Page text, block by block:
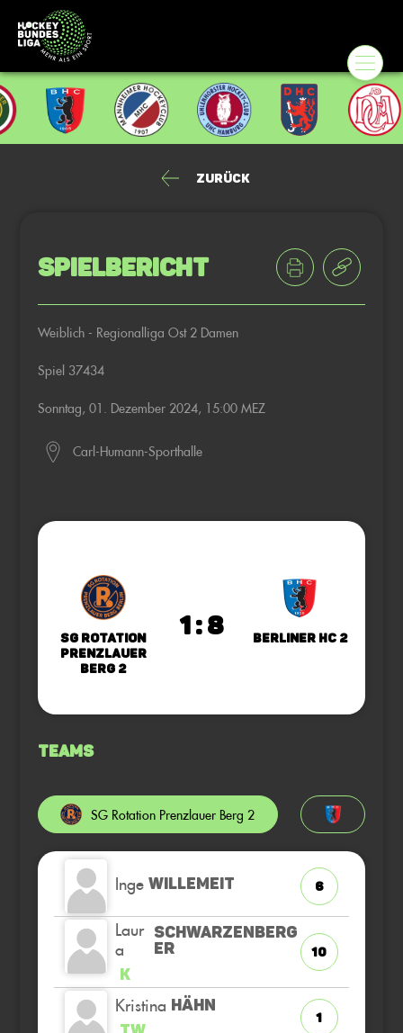
Zurück
Spielbericht
Weiblich - Regionalliga Ost 2 Damen
Spiel 37434
Sonntag, 01. Dezember 2024, 15:00 MEZ
Carl-Humann-Sporthalle
SG Rotation
Prenzlauer
Berg 2
1 : 8 Berliner HC 2
Teams
SG Rotation Prenzlauer Berg 2
Inge WILLEMEIT 6
Laur
a
SCHWARZENBERG
ER
K
10
Kristina HÄHN
1